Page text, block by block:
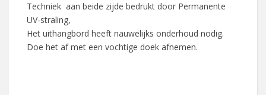
Techniek aan beide zijde bedrukt door Permanente
UV-straling,
Het uithangbord heeft nauwelijks onderhoud nodig.
Doe het af met een vochtige doek afnemen.